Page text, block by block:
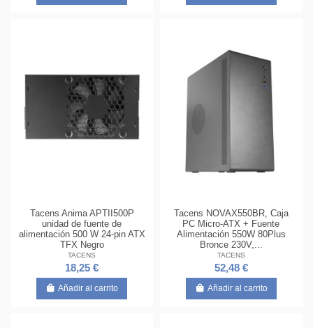
Tacens Anima APTII500P
unidad de fuente de
alimentación 500 W 24-pin ATX
TFX Negro
TACENS
18,25 €
Añadir al carrito
Tacens NOVAX550BR, Caja
PC Micro-ATX + Fuente
Alimentación 550W 80Plus
Bronce 230V,...
TACENS
52,48 €
Añadir al carrito